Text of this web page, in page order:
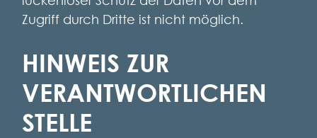
Zugriff durch Dritte ist nicht möglich.
HINWEIS ZUR
VERANTWORTLICHEN
STELLE